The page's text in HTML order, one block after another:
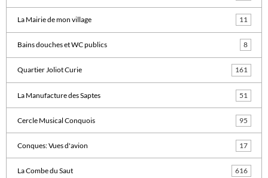
La Mairie de mon village 11
Bains douches et WC publics 8
Quartier Joliot Curie 161
La Manufacture des Saptes 51
Cercle Musical Conquois 95
Conques: Vues d'avion 17
La Combe du Saut 616